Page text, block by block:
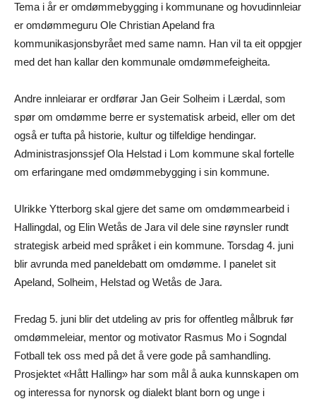
Tema i år er omdømmebygging i kommunane og hovudinnleiar
er omdømmeguru Ole Christian Apeland fra
kommunikasjonsbyrået med same namn. Han vil ta eit oppgjer
med det han kallar den kommunale omdømmefeigheita.
Andre innleiarar er ordførar Jan Geir Solheim i Lærdal, som
spør om omdømme berre er systematisk arbeid, eller om det
også er tufta på historie, kultur og tilfeldige hendingar.
Administrasjonssjef Ola Helstad i Lom kommune skal fortelle
om erfaringane med omdømmebygging i sin kommune.
Ulrikke Ytterborg skal gjere det same om omdømmearbeid i
Hallingdal, og Elin Wetås de Jara vil dele sine røynsler rundt
strategisk arbeid med språket i ein kommune. Torsdag 4. juni
blir avrunda med paneldebatt om omdømme. I panelet sit
Apeland, Solheim, Helstad og Wetås de Jara.
Fredag 5. juni blir det utdeling av pris for offentleg målbruk før
omdømmeleiar, mentor og motivator Rasmus Mo i Sogndal
Fotball tek oss med på det å vere gode på samhandling.
Prosjektet «Hått Halling» har som mål å auka kunnskapen om
og interessa for nynorsk og dialekt blant born og unge i